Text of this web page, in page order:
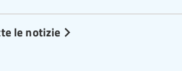
le notizie